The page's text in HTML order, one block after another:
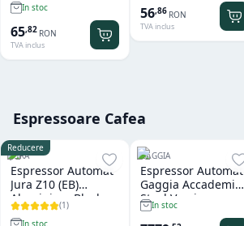
In stoc
65,82 RON
TVA inclus
56,86 RON
TVA inclus
Espressoare Cafea
Reducere
JURA
Espressor Automat
Jura Z10 (EB)
Aluminium Black
(1)
GAGGIA
Espressor Automat
Gaggia Accademia
Steel Version
In stoc